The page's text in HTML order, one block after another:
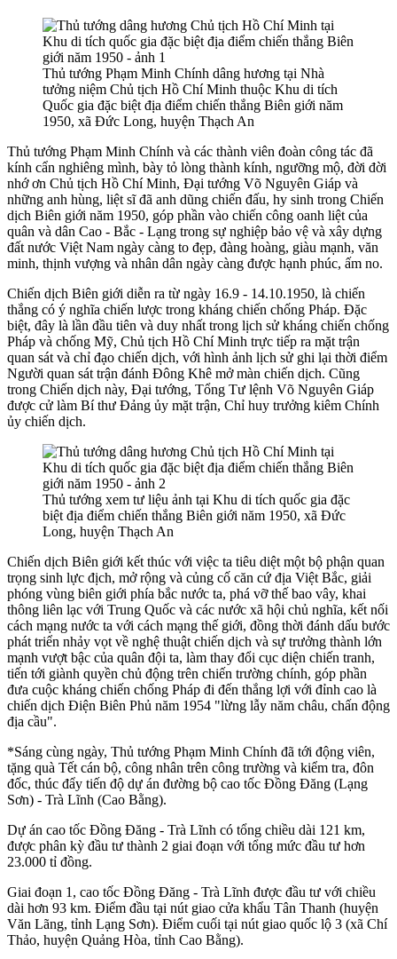
Thủ tướng Phạm Minh Chính dâng hương tại Nhà
tưởng niệm Chủ tịch Hồ Chí Minh thuộc Khu di tích
Quốc gia đặc biệt địa điểm chiến thắng Biên giới năm
1950, xã Đức Long, huyện Thạch An
Thủ tướng Phạm Minh Chính và các thành viên đoàn công tác đã
kính cẩn nghiêng mình, bày tỏ lòng thành kính, ngưỡng mộ, đời đời
nhớ ơn Chủ tịch Hồ Chí Minh, Đại tướng Võ Nguyên Giáp và
những anh hùng, liệt sĩ đã anh dũng chiến đấu, hy sinh trong Chiến
dịch Biên giới năm 1950, góp phần vào chiến công oanh liệt của
quân và dân Cao - Bắc - Lạng trong sự nghiệp bảo vệ và xây dựng
đất nước Việt Nam ngày càng to đẹp, đàng hoàng, giàu mạnh, văn
minh, thịnh vượng và nhân dân ngày càng được hạnh phúc, ấm no.
Chiến dịch Biên giới diễn ra từ ngày 16.9 - 14.10.1950, là chiến
thắng có ý nghĩa chiến lược trong kháng chiến chống Pháp. Đặc
biệt, đây là lần đầu tiên và duy nhất trong lịch sử kháng chiến chống
Pháp và chống Mỹ, Chủ tịch Hồ Chí Minh trực tiếp ra mặt trận
quan sát và chỉ đạo chiến dịch, với hình ảnh lịch sử ghi lại thời điểm
Người quan sát trận đánh Đông Khê mở màn chiến dịch. Cũng
trong Chiến dịch này, Đại tướng, Tổng Tư lệnh Võ Nguyên Giáp
được cử làm Bí thư Đảng ủy mặt trận, Chỉ huy trưởng kiêm Chính
ủy chiến dịch.
Thủ tướng xem tư liệu ảnh tại Khu di tích quốc gia đặc
biệt địa điểm chiến thắng Biên giới năm 1950, xã Đức
Long, huyện Thạch An
Chiến dịch Biên giới kết thúc với việc ta tiêu diệt một bộ phận quan
trọng sinh lực địch, mở rộng và củng cố căn cứ địa Việt Bắc, giải
phóng vùng biên giới phía bắc nước ta, phá vỡ thế bao vây, khai
thông liên lạc với Trung Quốc và các nước xã hội chủ nghĩa, kết nối
cách mạng nước ta với cách mạng thế giới, đồng thời đánh dấu bước
phát triển nhảy vọt về nghệ thuật chiến dịch và sự trưởng thành lớn
mạnh vượt bậc của quân đội ta, làm thay đổi cục diện chiến tranh,
tiến tới giành quyền chủ động trên chiến trường chính, góp phần
đưa cuộc kháng chiến chống Pháp đi đến thắng lợi với đỉnh cao là
chiến dịch Điện Biên Phủ năm 1954 "lừng lẫy năm châu, chấn động
địa cầu".
*Sáng cùng ngày, Thủ tướng Phạm Minh Chính đã tới động viên,
tặng quà Tết cán bộ, công nhân trên công trường và kiểm tra, đôn
đốc, thúc đẩy tiến độ dự án đường bộ cao tốc Đồng Đăng (Lạng
Sơn) - Trà Lĩnh (Cao Bằng).
Dự án cao tốc Đồng Đăng - Trà Lĩnh có tổng chiều dài 121 km,
được phân kỳ đầu tư thành 2 giai đoạn với tổng mức đầu tư hơn
23.000 tỉ đồng.
Giai đoạn 1, cao tốc Đồng Đăng - Trà Lĩnh được đầu tư với chiều
dài hơn 93 km. Điểm đầu tại nút giao cửa khẩu Tân Thanh (huyện
Văn Lãng, tỉnh Lạng Sơn). Điểm cuối tại nút giao quốc lộ 3 (xã Chí
Thảo, huyện Quảng Hòa, tỉnh Cao Bằng).